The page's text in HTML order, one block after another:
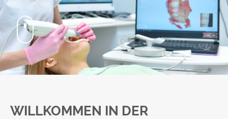
Home
WILLKOMMEN IN DER